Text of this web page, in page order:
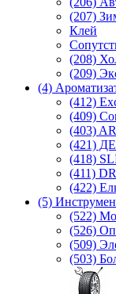
(207)
Клей
(208)
(209)
(4)
(412)
(409)
(403)
(421)
(418)
(411)
(422)
(5)
(522)
(526)
(509)
(503)